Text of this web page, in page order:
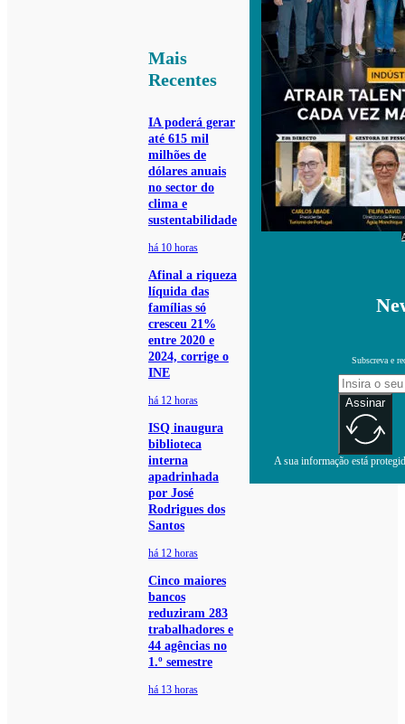
Mais
Recentes
IA poderá gerar
até 615 mil
milhões de
dólares anuais
no sector do
clima e
sustentabilidade
há 10 horas
Afinal a riqueza
líquida das
famílias só
cresceu 21%
entre 2020 e
2024, corrige o
INE
há 12 horas
ISQ inaugura
biblioteca
interna
apadrinhada
por José
Rodrigues dos
Santos
há 12 horas
Cinco maiores
bancos
reduziram 283
trabalhadores e
44 agências no
1.º semestre
há 13 horas
Subscreva e
Assinar
A sua informação está